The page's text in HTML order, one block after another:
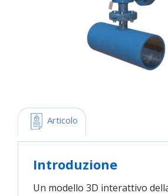
Articolo
Introduzione
Un modello 3D interattivo